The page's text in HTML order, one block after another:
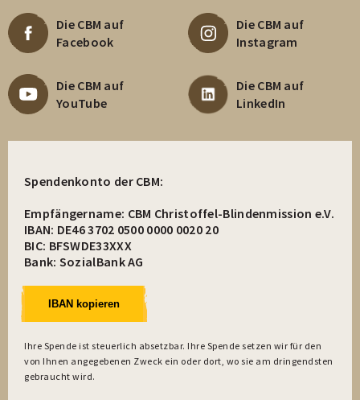
Die CBM auf
Facebook
Die CBM auf
Instagram
Die CBM auf
YouTube
Die CBM auf
LinkedIn
Spendenkonto der CBM:
Empfängername: CBM Christoffel-Blindenmission e.V.
IBAN: DE46 3702 0500 0000 0020 20
BIC: BFSWDE33XXX
Bank: SozialBank AG
IBAN kopieren
Ihre Spende ist steuerlich absetzbar. Ihre Spende setzen wir für den
von Ihnen angegebenen Zweck ein oder dort, wo sie am dringendsten
gebraucht wird.